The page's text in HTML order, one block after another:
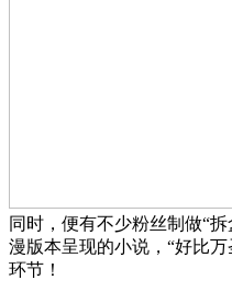
同时，便有不少粉丝制做“
漫版本呈现的小说，“好比
环节！